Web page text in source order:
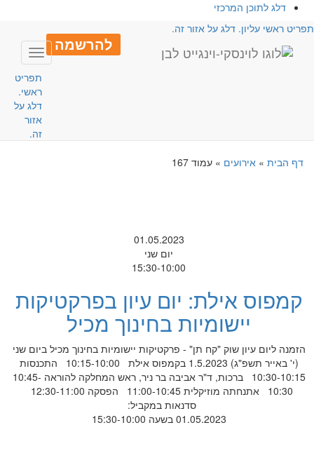
דלג לתוכן המרכזי
ראשי עליון. דלג על אזור זה.
להרשמה
Toggle
תפריט
ראשי.
דלג על
אזור
זה.
דף הבית» אירועים» עמוד 167
01.05.2023
יום שני
15:30-10:00
קמפוס אילת: יום עיון בפרקטיקות
יישומיות בחינוך מכיל
הזמנה ליום עיון שוק "קח תן" - פרקטיקות יישומיות בחינוך מכיל ביום שני
(י' באייר תשפ"ג) 1.5.2023 בקמפוס אילת 10:15-10:00 התכנסות
10:30-10:15 ברכות, ד"ר אביבה בר ניר, ראש המחלקה להוראה 10:45-
10:30 אתנחתה מוזיקלית 11:00-10:45 הפסקה 12:30-11:00
סדנאות במקביל:
01.05.2023 בשעה 15:30-10:00